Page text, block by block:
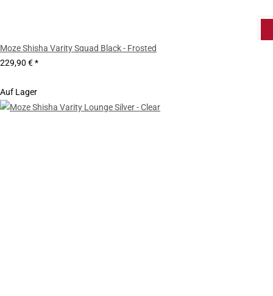
Moze Shisha Varity Squad Black - Frosted
229,90 €*
Auf Lager